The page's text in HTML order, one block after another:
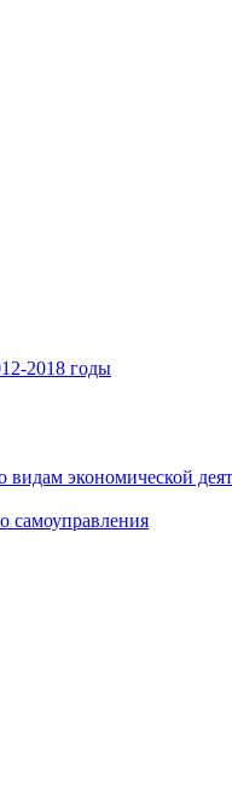
2018 годы
экономической
самоуправления